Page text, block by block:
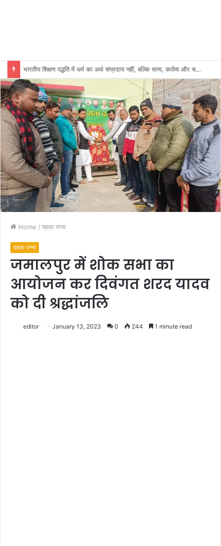
भारतीय शिक्षण पद्धति में धर्म का अर्थ संप्रदाय नहीं, बल्कि सत्य, कर्तव्य और चरित्र निर्माण है: विजय प्रकाश
Home / पहला पन्ना
पहला पन्ना
जमालपुर में शोक सभा का
आयोजन कर दिवंगत शरद यादव
को दी श्रद्धांजलि
editor January 13, 2023 0 244 1 minute read